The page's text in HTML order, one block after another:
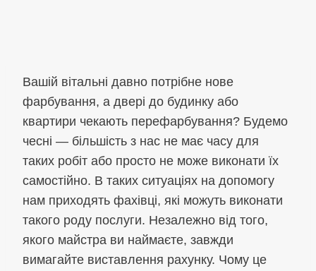
Вашій вітальні давно потрібне нове
фарбування, а двері до будинку або
квартири чекають перефарбування? Будемо
чесні — більшість з нас не має часу для
таких робіт або просто не може виконати їх
самостійно. В таких ситуаціях на допомогу
нам приходять фахівці, які можуть виконати
такого роду послуги. Незалежно від того,
якого майстра ви наймаєте, завжди
вимагайте виставлення рахунку. Чому це